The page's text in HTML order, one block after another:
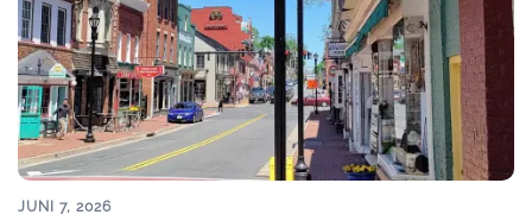
JUNI 7, 2026